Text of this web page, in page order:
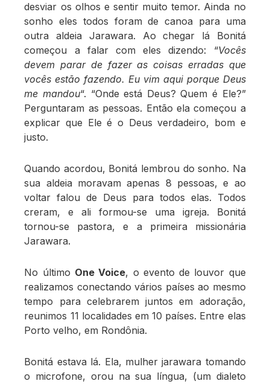
desviar os olhos e sentir muito temor. Ainda no
sonho eles todos foram de canoa para uma
outra aldeia Jarawara. Ao chegar lá Bonitá
começou a falar com eles dizendo: “Vocês
devem parar de fazer as coisas erradas que
vocês estão fazendo. Eu vim aqui porque Deus
me mandou“. “Onde está Deus? Quem é Ele?”
Perguntaram as pessoas. Então ela começou a
explicar que Ele é o Deus verdadeiro, bom e
justo.
Quando acordou, Bonitá lembrou do sonho. Na
sua aldeia moravam apenas 8 pessoas, e ao
voltar falou de Deus para todos elas. Todos
creram, e ali formou-se uma igreja. Bonitá
tornou-se pastora, e a primeira missionária
Jarawara.
No último One Voice, o evento de louvor que
realizamos conectando vários países ao mesmo
tempo para celebrarem juntos em adoração,
reunimos 11 localidades em 10 países. Entre elas
Porto velho, em Rondônia.
Bonitá estava lá. Ela, mulher jarawara tomando
o microfone, orou na sua língua, (um dialeto